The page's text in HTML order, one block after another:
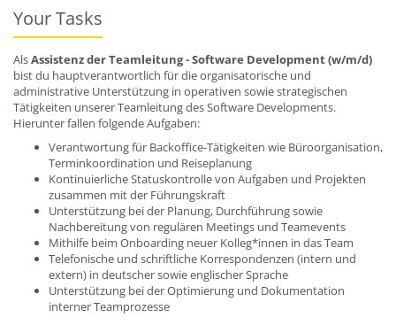
Your Tasks
AlsAssistenz der Teamleitung - Software Development (w/m/d)
bist du hauptverantwortlich für die organisatorische und
administrative Unterstützung in operativen sowie strategischen
Tätigkeiten unserer Teamleitung des Software Developments.
Hierunter fallen folgende Aufgaben:
Verantwortung für Backoffice-Tätigkeiten wie Büroorganisation,
Terminkoordination und Reiseplanung
Kontinuierliche Statuskontrolle von Aufgaben und Projekten
zusammen mit der Führungskraft
Unterstützung bei der Planung, Durchführung sowie
Nachbereitung von regulären Meetings und Teamevents
Mithilfe beim Onboarding neuer Kolleg*innen in das Team
Telefonische und schriftliche Korrespondenzen (intern und
extern) in deutscher sowie englischer Sprache
Unterstützung bei der Optimierung und Dokumentation
interner Teamprozesse